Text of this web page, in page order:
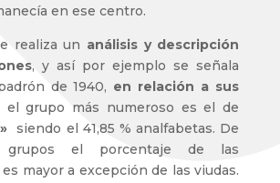
en ese centro.
realiza un análisis y descripción
, y así por ejemplo se señala
de 1940, en relación a sus
el grupo más numeroso es el de
siendo el 41,85 % analfabetas. De
grupos el porcentaje de las
mayor a excepción de las viudas.